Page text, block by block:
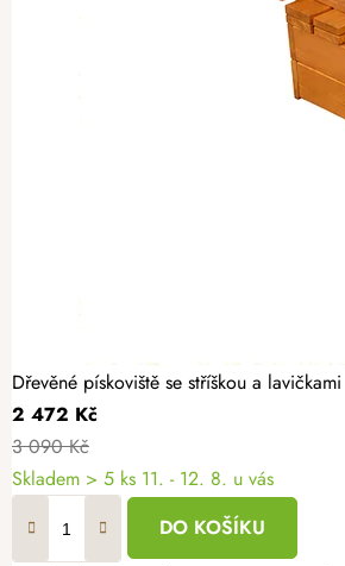
Dřevěné pískoviště se stříškou a lavičkami
2 472 Kč
3 090 Kč
Skladem > 5 ks 11. - 12. 8. u vás
DO KOŠÍKU